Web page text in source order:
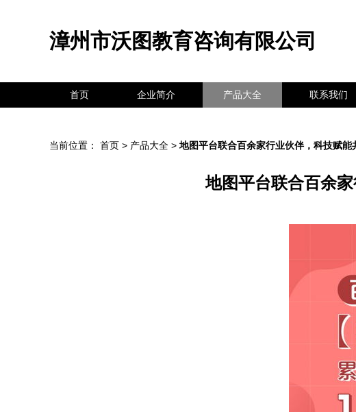
漳州市沃图教育咨询有限公司
首页 企业简介 产品大全 联系我们
当前位置： 首页 > 产品大全 > 地图平台联合百余家行业伙伴，科技赋
地图平台联合百余